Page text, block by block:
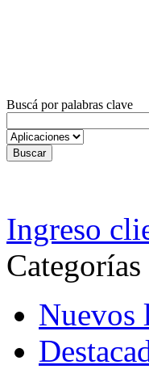
Buscá por palabras clave
Ingreso
Categorías
Nuevos